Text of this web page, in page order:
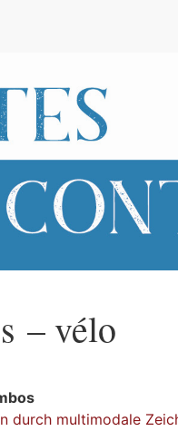
– vélo
durch multimodale